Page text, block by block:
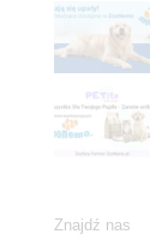
Znajdź nas